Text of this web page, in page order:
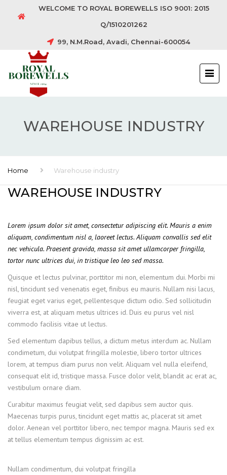
WELCOME TO ROYAL BOREWELLS ISO 9001: 2015
Q/1510201262
99, N.M.Road, Avadi, Chennai-600054
WAREHOUSE INDUSTRY
Home Warehouse industry
WAREHOUSE INDUSTRY
Lorem ipsum dolor sit amet, consectetur adipiscing elit. Mauris a enim
aliquam, condimentum nisl a, laoreet lectus. Aliquam convallis sed elit
nec vehicula. Praesent gravida, massa sit amet ullamcorper fringilla,
tortor nunc ultrices dui, in tristique leo leo sed massa.
Quisque et lectus pulvinar, porttitor mi non, elementum dui. Morbi mi
nisl, tincidunt sed venenatis eget, finibus eu mauris. Nullam nisi lacus,
feugiat eget varius eget, pellentesque dictum odio. Sed sollicitudin
viverra est, at aliquam metus ultrices id. Duis eu purus vel nisl
commodo facilisis vitae ut lectus.
Sed elementum dapibus tellus, a dictum metus interdum ac. Nullam
condimetum, dui volutpat fringilla molestie, libero tortor ultrices
lorem, at tempus diam purus non velit. Aliquam vel nulla eleifend,
consequat elit id, tristique massa. Fusce dolor velit, blandit ac erat ac,
vestibulum ornare diam.
Curabitur maximus feugiat velit, sed dapibus sem auctor quis.
Maecenas turpis purus, tincidunt eget mattis ac, placerat sit amet
dolor. Aenean vel porttitor libero, nec tempor magna. Mauris sed ex
at tellus elementum tempus dignissim ac est.
Nullam condimentum, dui volutpat fringilla